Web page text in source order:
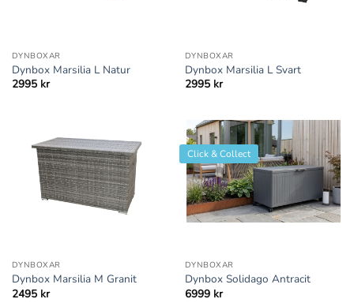
DYNBOXAR
Dynbox Marsilia L Natur
2995 kr
DYNBOXAR
Dynbox Marsilia L Svart
2995 kr
DYNBOXAR
Dynbox Marsilia M Granit
2495 kr
Click & Collect
DYNBOXAR
Dynbox Solidago Antracit
6999 kr